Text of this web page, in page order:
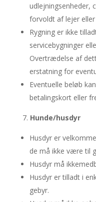
udlejningsenheder,
forvoldt af lejer eller
Rygning er ikke
servicebygninger
Overtrædelse af
erstatning for
Eventuelle beløb
betalingskort eller
Hunde/husdyr
Husdyr er
de må ikke være til
Husdyr må
Husdyr er tilladt i
gebyr.